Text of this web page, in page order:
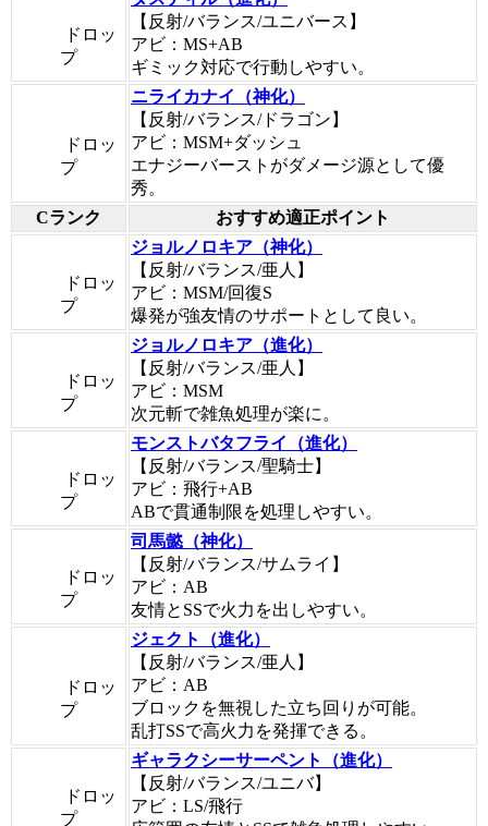
ドロッ
プ
【反射/バランス/ユニバース】
アビ：MS+AB
ギミック対応で行動しやすい。
ドロッ
プ
ニライカナイ（神化）
【反射/バランス/ドラゴン】
アビ：MSM+ダッシュ
エナジーバーストがダメージ源として優
秀。
Cランク
おすすめ適正ポイント
ドロッ
プ
ジョルノロキア（神化）
【反射/バランス/亜人】
アビ：MSM/回復S
爆発が強友情のサポートとして良い。
ドロッ
プ
ジョルノロキア（進化）
【反射/バランス/亜人】
アビ：MSM
次元斬で雑魚処理が楽に。
ドロッ
プ
モンストバタフライ（進化）
【反射/バランス/聖騎士】
アビ：飛行+AB
ABで貫通制限を処理しやすい。
ドロッ
プ
司馬懿（神化）
【反射/バランス/サムライ】
アビ：AB
友情とSSで火力を出しやすい。
ドロッ
プ
ジェクト（進化）
【反射/バランス/亜人】
アビ：AB
ブロックを無視した立ち回りが可能。
乱打SSで高火力を発揮できる。
ドロッ
プ
ギャラクシーサーペント（進化）
【反射/バランス/ユニバ】
アビ：LS/飛行